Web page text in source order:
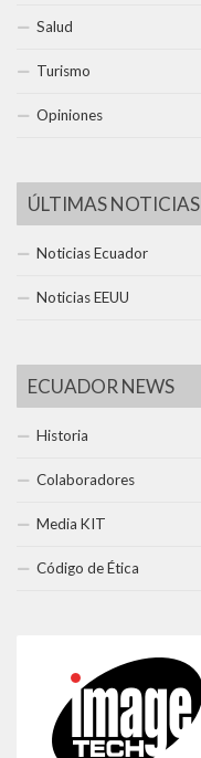
Salud
Turismo
Opiniones
ÚLTIMAS NOTICIAS
Noticias Ecuador
Noticias EEUU
ECUADOR NEWS
Historia
Colaboradores
Media KIT
Código de Ética